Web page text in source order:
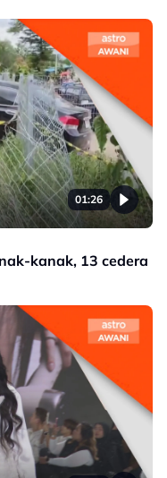
01:26
kanak, 13 cedera